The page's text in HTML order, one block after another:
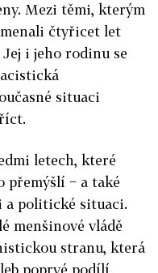
Mezi těmi, kterým
čtyřicet let
i jeho rodinu se
situaci
letech, které
přemýšlí − a také
a politické situaci.
menšinové vládě
stranu, která
poprvé podílí